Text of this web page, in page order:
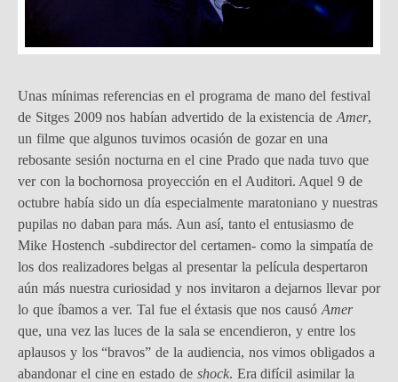
Unas mínimas referencias en el programa de mano del festival
de Sitges 2009 nos habían advertido de la existencia de Amer,
un filme que algunos tuvimos ocasión de gozar en una
rebosante sesión nocturna en el cine Prado que nada tuvo que
ver con la bochornosa proyección en el Auditori. Aquel 9 de
octubre había sido un día especialmente maratoniano y nuestras
pupilas no daban para más. Aun así, tanto el entusiasmo de
Mike Hostench -subdirector del certamen- como la simpatía de
los dos realizadores belgas al presentar la película despertaron
aún más nuestra curiosidad y nos invitaron a dejarnos llevar por
lo que íbamos a ver. Tal fue el éxtasis que nos causó Amer
que, una vez las luces de la sala se encendieron, y entre los
aplausos y los “bravos” de la audiencia, nos vimos obligados a
abandonar el cine en estado de shock. Era difícil asimilar la